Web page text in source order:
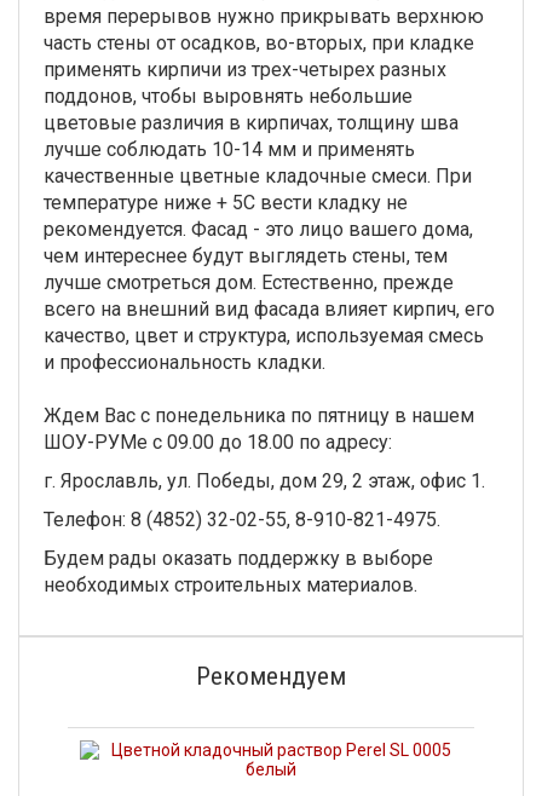
время перерывов нужно прикрывать верхнюю
часть стены от осадков, во-вторых, при кладке
применять кирпичи из трех-четырех разных
поддонов, чтобы выровнять небольшие
цветовые различия в кирпичах, толщину шва
лучше соблюдать 10-14 мм и применять
качественные цветные кладочные смеси. При
температуре ниже + 5С вести кладку не
рекомендуется. Фасад - это лицо вашего дома,
чем интереснее будут выглядеть стены, тем
лучше смотреться дом. Естественно, прежде
всего на внешний вид фасада влияет кирпич, его
качество, цвет и структура, используемая смесь
и профессиональность кладки.
Ждем Вас с понедельника по пятницу в нашем
ШОУ-РУМе с 09.00 до 18.00 по адресу:
г. Ярославль, ул. Победы, дом 29, 2 этаж, офис 1.
Телефон: 8 (4852) 32-02-55, 8-910-821-4975.
Будем рады оказать поддержку в выборе
необходимых строительных материалов.
Рекомендуем